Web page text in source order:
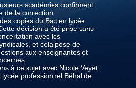
académies confirment
de la correction
copies du Bac en lycée
décision a été prise sans
avec les
et cela pose de
aux enseignantes et
à ce sujet avec Nicole Veyet,
professionnel Béhal de